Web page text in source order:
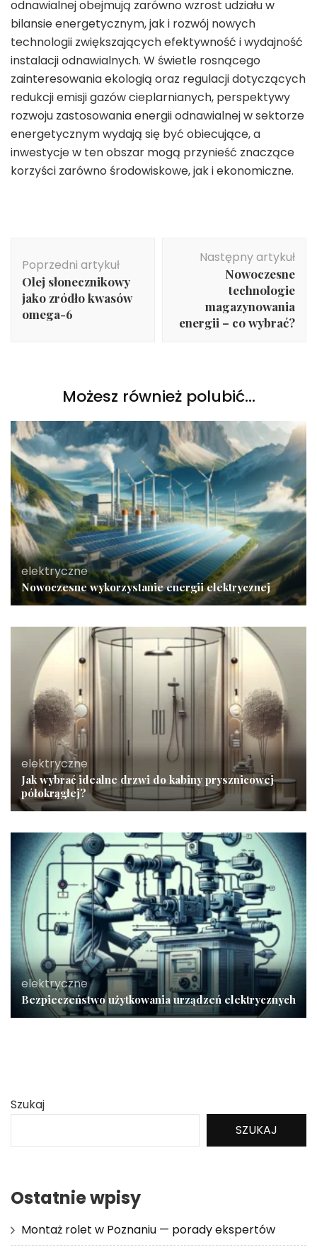
odnawialnej obejmują zarówno wzrost udziału w
bilansie energetycznym, jak i rozwój nowych
technologii zwiększających efektywność i wydajność
instalacji odnawialnych. W świetle rosnącego
zainteresowania ekologią oraz regulacji dotyczących
redukcji emisji gazów cieplarnianych, perspektywy
rozwoju zastosowania energii odnawialnej w sektorze
energetycznym wydają się być obiecujące, a
inwestycje w ten obszar mogą przynieść znaczące
korzyści zarówno środowiskowe, jak i ekonomiczne.
wpisu
Poprzedni artykuł
Olej słonecznikowy
jako zródło kwasów
omega-6
Następny artykuł
Nowoczesne
technologie
magazynowania
energii – co wybrać?
Możesz również polubić…
elektryczne
Nowoczesne wykorzystanie energii elektrycznej
elektryczne
Jak wybrać idealne drzwi do kabiny prysznicowej
półokrągłej?
elektryczne
Bezpieczeństwo użytkowania urządzeń elektrycznych
Szukaj
SZUKAJ
Ostatnie wpisy
Montaż rolet w Poznaniu — porady ekspertów